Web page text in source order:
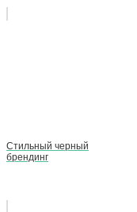
Стильный черный
брендинг